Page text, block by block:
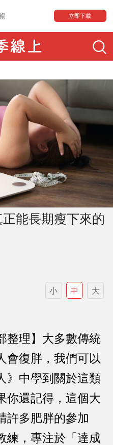
立即下載
能長期瘦下來的
小 中 大
整理】大多數傳統
會復胖，我們可以
》中學到關於這類
你還記得，這個大
許多肥胖的參加
練，專注於「達成